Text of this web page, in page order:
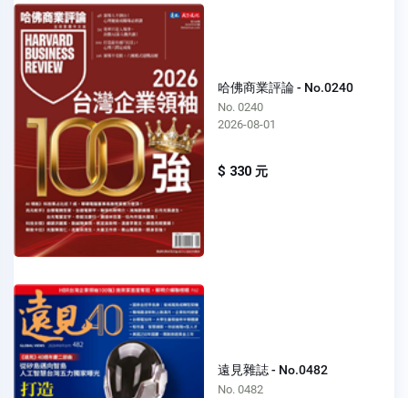
哈佛商業評論 - No.0240
No. 0240
2026-08-01
$ 330 元
遠見雜誌 - No.0482
No. 0482